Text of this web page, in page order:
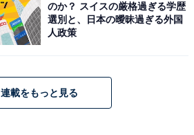
のか？ スイスの厳格過ぎる学歴
選別と、日本の曖昧過ぎる外国
人政策
連載をもっと見る